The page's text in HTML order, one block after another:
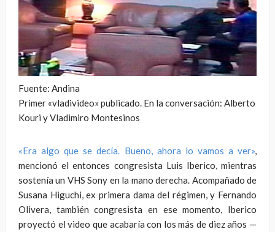
Fuente: Andina
Primer «vladivideo» publicado. En la conversación: Alberto
Kouri y Vladimiro Montesinos
«Era algo que se decía. Bueno, ahora lo vamos a ver»,
mencionó el entonces congresista Luis Iberico, mientras
sostenía un VHS Sony en la mano derecha. Acompañado de
Susana Higuchi, ex primera dama del régimen, y Fernando
Olivera, también congresista en ese momento, Iberico
proyectó el video que acabaría con los más de diez años —